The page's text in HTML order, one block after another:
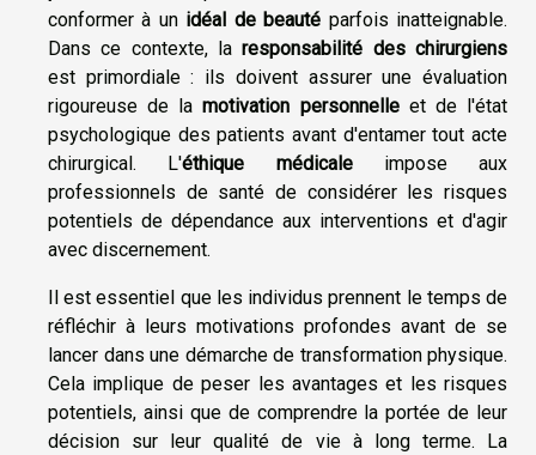
conformer à un idéal de beauté parfois inatteignable.
Dans ce contexte, laresponsabilité des chirurgiens
est primordiale : ils doivent assurer une évaluation
rigoureuse de lamotivation personnelleet de l'état
psychologique des patients avant d'entamer tout acte
chirurgical. L'éthique médicaleimpose aux
professionnels de santé de considérer les risques
potentiels de dépendance aux interventions et d'agir
avec discernement.
Il est essentiel que les individus prennent le temps de
réfléchir à leurs motivations profondes avant de se
lancer dans une démarche de transformation physique.
Cela implique de peser les avantages et les risques
potentiels, ainsi que de comprendre la portée de leur
décision sur leur qualité de vie à long terme. La